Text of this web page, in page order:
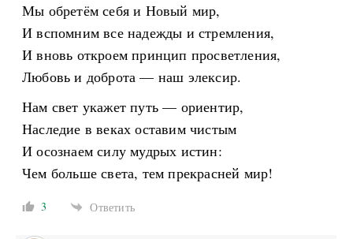
Мы обретём себя и Новый мир,
И вспомним все надежды и стремления,
И вновь откроем принцип просветления,
Любовь и доброта — наш элексир.
Нам свет укажет путь — ориентир,
Наследие в веках оставим чистым
И осознаем силу мудрых истин:
Чем больше света, тем прекрасней мир!
3 Ответить